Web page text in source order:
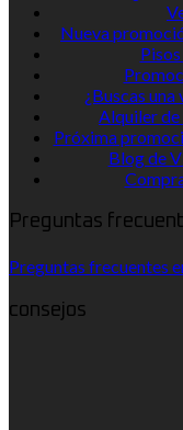
Nueva
¿Buscas
Alquiler
Próxima
Blog de
Preguntas
Preguntas frecuentes
consejos